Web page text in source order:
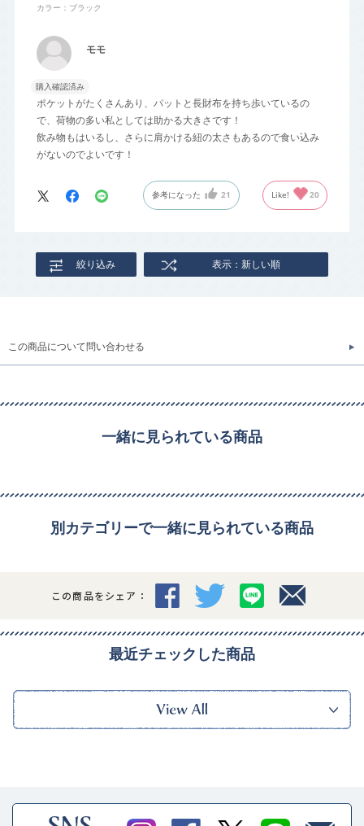
カラー：ブラック
モモ
購入確認済み
ポケットがたくさんあり、パットと長財布を持ち歩いているの
で、荷物の多い私としては助かる大きさです！
飲み物もはいるし、さらに肩かける紐の太さもあるので食い込み
がないのでよいです！
参考になった 21 Like! 20
絞り込み 表示：新しい順
この商品について問い合わせる
一緒に見られている商品
別カテゴリーで一緒に見られている商品
この商品をシェア：
最近チェックした商品